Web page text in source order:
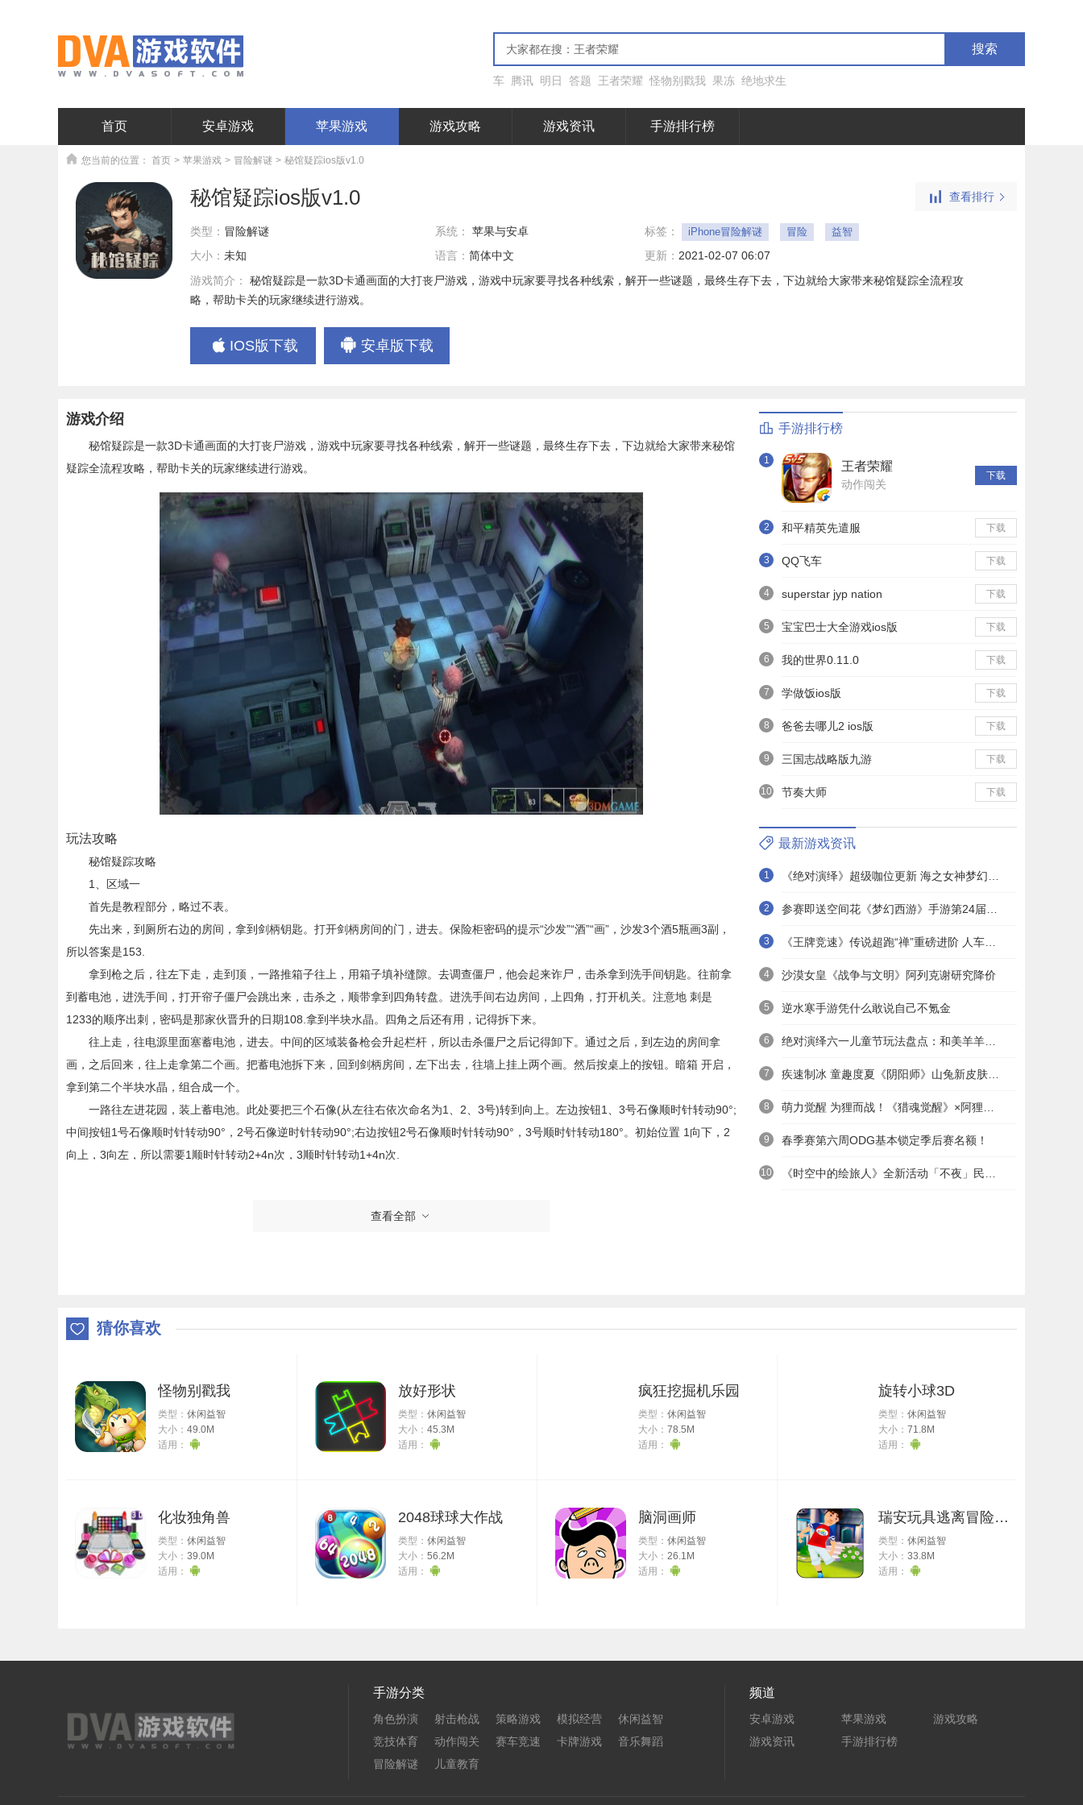
搜索
车 腾讯 明日 答题 王者荣耀 怪物别戳我 果冻 绝地求生
首页 安卓游戏 苹果游戏 游戏攻略 游戏资讯 手游排行榜
您当前的位置： 首页 > 苹果游戏 > 冒险解谜 > 秘馆疑踪ios版v1.0
秘馆疑踪ios版v1.0
类型： 冒险解谜 系统： 苹果与安卓 标签： iPhone冒险解谜 冒险 益智
大小： 未知 语言： 简体中文 更新： 2021-02-07 06:07
游戏简介：
秘馆疑踪是一款3D卡通画面的大打丧尸游戏，游戏中玩家要寻找各种线索，解开一些谜题，最终生存下去，下边就给大家带来秘馆疑踪全流程攻
略，帮助卡关的玩家继续进行游戏。
IOS版下载 安卓版下载
查看排行
游戏介绍
秘馆疑踪是一款3D卡通画面的大打丧尸游戏，游戏中玩家要寻找各种线索，解开一些谜题，最终生存下去，下边就给大家带来秘馆
疑踪全流程攻略，帮助卡关的玩家继续进行游戏。
玩法攻略
秘馆疑踪攻略
1、区域一
首先是教程部分，略过不表。
先出来，到厕所右边的房间，拿到剑柄钥匙。打开剑柄房间的门，进去。保险柜密码的提示“沙发”“酒”“画”，沙发3个酒5瓶画3副，
所以答案是153.
拿到枪之后，往左下走，走到顶，一路推箱子往上，用箱子填补缝隙。去调查僵尸，他会起来诈尸，击杀拿到洗手间钥匙。往前拿
到蓄电池，进洗手间，打开帘子僵尸会跳出来，击杀之，顺带拿到四角转盘。进洗手间右边房间，上四角，打开机关。注意地 刺是
1233的顺序出刺，密码是那家伙晋升的日期108.拿到半块水晶。四角之后还有用，记得拆下来。
往上走，往电源里面塞蓄电池，进去。中间的区域装备枪会升起栏杆，所以击杀僵尸之后记得卸下。通过之后，到左边的房间拿
画，之后回来，往上走拿第二个画。把蓄电池拆下来，回到剑柄房间，左下出去，往墙上挂上两个画。然后按桌上的按钮。暗箱 开启，
拿到第二个半块水晶，组合成一个。
一路往左进花园，装上蓄电池。此处要把三个石像(从左往右依次命名为1、2、3号)转到向上。左边按钮1、3号石像顺时针转动90°;
中间按钮1号石像顺时针转动90°，2号石像逆时针转动90°;右边按钮2号石像顺时针转动90°，3号顺时针转动180°。初始位置 1向下，2
向上，3向左，所以需要1顺时针转动2+4n次，3顺时针转动1+4n次.
路返回。挂钟旁边的谜题，答案在剑柄房间的文档里面，是静止的钟的时刻，645.装上两个石板，进入下一区域。
区域二暂时探索完毕，前往遥控门。
进入大厅，先往下走，拿到打火机。继续往下，用四角手柄开启池子，回收四角手柄。
往右走，然后往上走。岔路口往左，进上方第一个房间，拿清洁剂。然后进餐厅，对墙上的污渍使用清洁剂，然后拿走木炭。往右
走，货架推开一点点，别推到顶，然后用四角手柄打开遮盖物，回收四角手柄，记住此时墙上的排列：
O X X O O
这个区域最上面检查歪倒的画像，可以看到796，是旁边保险柜的密码，打开拿到一个瞄准器。左边的地毯，在尽头调查，拿到神
秘字条一(全文件收集最容易差这一个)
回大厅，下半部分左边的蜡雕换成木雕，然后回娱乐室。放木炭，用打火机点火，把蜡雕放上去，拿到半盾钥匙。
健身房，用四角手柄放水，拿到乔治ID。安保磁卡在健身房的跑步机上。
进入储藏室，按照餐厅墙上的顺序点。解锁之后拿到第二个面具，柜子里还有个一截水管。锁着的柜子是乔治的，密码是他的ID号
查看全部
手游排行榜
1 王者荣耀
动作闯关
下载
2 和平精英先遣服 下载
3 QQ飞车 下载
4 superstar jyp nation 下载
5 宝宝巴士大全游戏ios版 下载
6 我的世界0.11.0 下载
7 学做饭ios版 下载
8 爸爸去哪儿2 ios版 下载
9 三国志战略版九游 下载
10 节奏大师 下载
最新游戏资讯
1
2
3
4 沙漠女皇《战争与文明》阿列克谢研究降价
5 逆水寒手游凭什么敢说自己不氪金
6
7
8
9 春季赛第六周ODG基本锁定季后赛名额！
10
猜你喜欢
怪物别戳我
类型： 休闲益智
大小： 49.0M
适用：
放好形状
类型： 休闲益智
大小： 45.3M
适用：
疯狂挖掘机乐园
类型： 休闲益智
大小： 78.5M
适用：
旋转小球3D
类型： 休闲益智
大小： 71.8M
适用：
化妆独角兽
类型： 休闲益智
大小： 39.0M
适用：
2048球球大作战
类型： 休闲益智
大小： 56.2M
适用：
脑洞画师
类型： 休闲益智
大小： 26.1M
适用：
瑞安玩具逃离冒险世界
类型： 休闲益智
大小： 33.8M
适用：
手游分类
角色扮演 射击枪战 策略游戏 模拟经营
休闲益智
竞技体育
动作闯关 赛车竞速 卡牌游戏
音乐舞蹈
冒险解谜
儿童教育
频道
安卓游戏 苹果游戏
游戏攻略
游戏资讯
手游排行榜